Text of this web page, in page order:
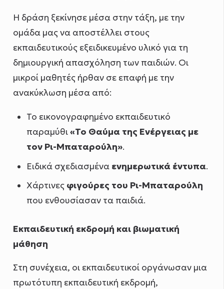
Η δράση ξεκίνησε μέσα στην τάξη, με την
ομάδα μας να αποστέλλει στους
εκπαιδευτικούς εξειδικευμένο υλικό για τη
δημιουργική απασχόληση των παιδιών. Οι
μικροί μαθητές ήρθαν σε επαφή με την
ανακύκλωση μέσα από:
Το εικονογραφημένο εκπαιδευτικό
παραμύθι«Το Θαύμα της Ενέργειας με
τον Ρι-Μπαταρούλη».
Ειδικά σχεδιασμένα ενημερωτικά έντυπα.
Χάρτινες φιγούρες του Ρι-Μπαταρούλη
που ενθουσίασαν τα παιδιά.
Εκπαιδευτική εκδρομή και βιωματική
μάθηση
Στη συνέχεια, οι εκπαιδευτικοί οργάνωσαν μια
πρωτότυπη εκπαιδευτική εκδρομή,